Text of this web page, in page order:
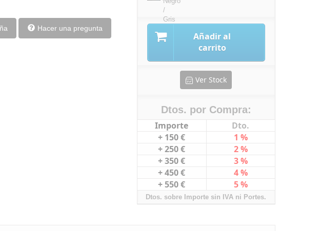
Hacer una pregunta
Añadir al
carrito
Ver Stock
Dtos. por Compra:
Importe
Dto.
+ 150 €
1 %
+ 250 €
2 %
+ 350 €
3 %
+ 450 €
4 %
+ 550 €
5 %
Dtos. sobre Importe sin IVA ni Portes.